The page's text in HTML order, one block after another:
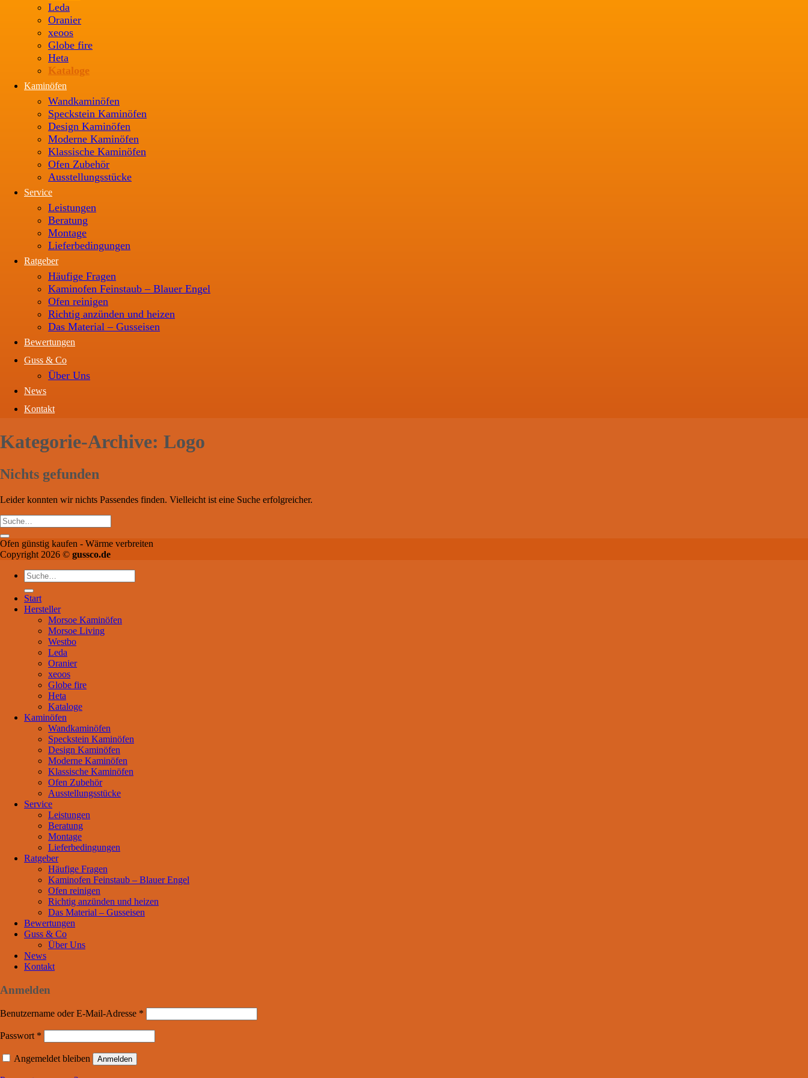
Leda
Oranier
xeoos
Globe fire
Heta
Kataloge
Kaminöfen
Wandkaminöfen
Speckstein Kaminöfen
Design Kaminöfen
Moderne Kaminöfen
Klassische Kaminöfen
Ofen Zubehör
Ausstellungsstücke
Service
Leistungen
Beratung
Montage
Lieferbedingungen
Ratgeber
Häufige Fragen
Kaminofen Feinstaub – Blauer Engel
Ofen reinigen
Richtig anzünden und heizen
Das Material – Gusseisen
Bewertungen
Guss & Co
Über Uns
News
Kontakt
Kategorie-Archive: Logo
Nichts gefunden
Leider konnten wir nichts Passendes finden. Vielleicht ist eine Suche erfolgreicher.
Ofen günstig kaufen - Wärme verbreiten
Copyright 2026 © gussco.de
Suche
nach:
Start
Hersteller
Morsoe Kaminöfen
Morsoe Living
Westbo
Leda
Oranier
xeoos
Globe fire
Heta
Kataloge
Kaminöfen
Wandkaminöfen
Speckstein Kaminöfen
Design Kaminöfen
Moderne Kaminöfen
Klassische Kaminöfen
Ofen Zubehör
Ausstellungsstücke
Service
Leistungen
Beratung
Montage
Lieferbedingungen
Ratgeber
Häufige Fragen
Kaminofen Feinstaub – Blauer Engel
Ofen reinigen
Richtig anzünden und heizen
Das Material – Gusseisen
Bewertungen
Guss & Co
Über Uns
News
Kontakt
Anmelden
Benutzername oder E-Mail-Adresse *
Passwort *
Angemeldet bleiben Anmelden